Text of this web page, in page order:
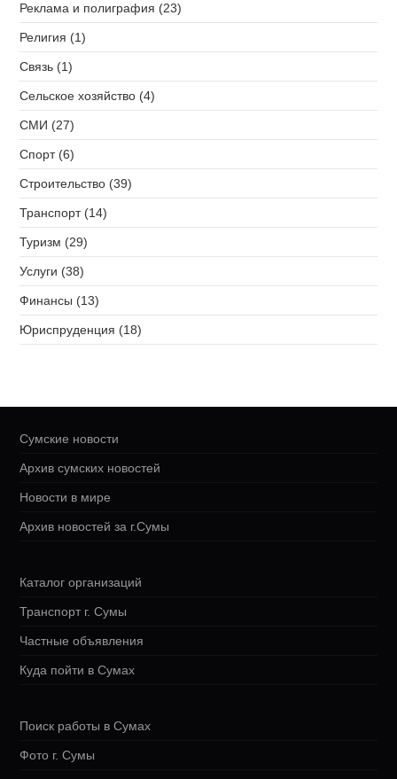
Реклама и полиграфия (23)
Религия (1)
Связь (1)
Сельское хозяйство (4)
СМИ (27)
Спорт (6)
Строительство (39)
Транспорт (14)
Туризм (29)
Услуги (38)
Финансы (13)
Юриспруденция (18)
Сумские новости
Архив сумских новостей
Новости в мире
Архив новостей за г.Сумы
Каталог организаций
Транспорт г. Сумы
Частные объявления
Куда пойти в Сумах
Поиск работы в Сумах
Фото г. Сумы